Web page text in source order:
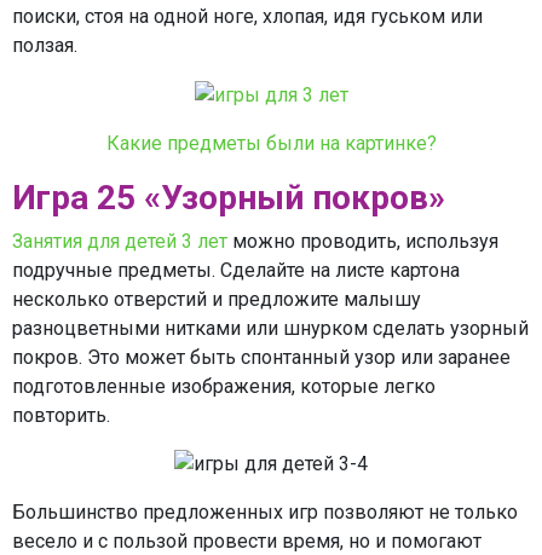
поиски, стоя на одной ноге, хлопая, идя гуськом или
ползая.
Какие предметы были на картинке?
Игра 25 «Узорный покров»
Занятия для детей 3 лет можно проводить, используя
подручные предметы. Сделайте на листе картона
несколько отверстий и предложите малышу
разноцветными нитками или шнурком сделать узорный
покров. Это может быть спонтанный узор или заранее
подготовленные изображения, которые легко
повторить.
Большинство предложенных игр позволяют не только
весело и с пользой провести время, но и помогают